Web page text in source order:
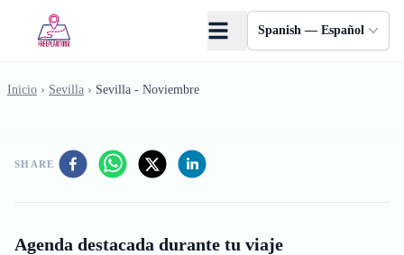
Spanish — Español
Inicio › Sevilla › Sevilla - Noviembre
SHARE
Agenda destacada durante tu viaje